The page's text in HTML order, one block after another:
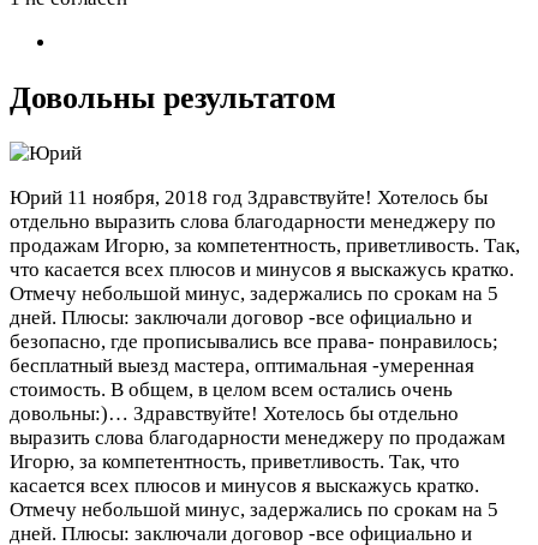
Довольны результатом
Юрий 11 ноября, 2018 год Здравствуйте! Хотелось бы
отдельно выразить слова благодарности менеджеру по
продажам Игорю, за компетентность, приветливость. Так,
что касается всех плюсов и минусов я выскажусь кратко.
Отмечу небольшой минус, задержались по срокам на 5
дней. Плюсы: заключали договор -все официально и
безопасно, где прописывались все права- понравилось;
бесплатный выезд мастера, оптимальная -умеренная
стоимость. В общем, в целом всем остались очень
довольны:)… Здравствуйте! Хотелось бы отдельно
выразить слова благодарности менеджеру по продажам
Игорю, за компетентность, приветливость. Так, что
касается всех плюсов и минусов я выскажусь кратко.
Отмечу небольшой минус, задержались по срокам на 5
дней. Плюсы: заключали договор -все официально и